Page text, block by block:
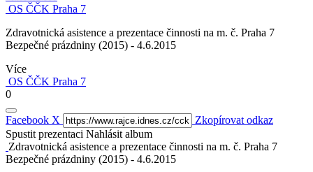
OS ČČK Praha 7
Zdravotnická asistence a prezentace činnosti na m. č. Praha 7
Bezpečné prázdniny (2015) - 4.6.2015
Více
OS ČČK Praha 7
0
Facebook X
Zkopírovat odkaz
Spustit prezentaci Nahlásit album
Zdravotnická asistence a prezentace činnosti na m. č. Praha 7
Bezpečné prázdniny (2015) - 4.6.2015